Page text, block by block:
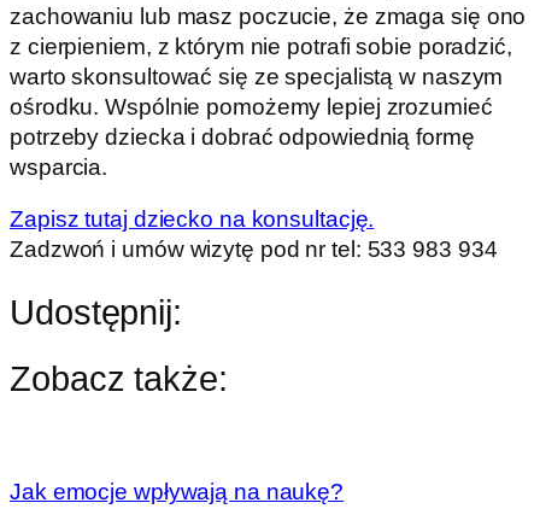
zachowaniu lub masz poczucie, że zmaga się ono
z cierpieniem, z którym nie potrafi sobie poradzić,
warto skonsultować się ze specjalistą w naszym
ośrodku. Wspólnie pomożemy lepiej zrozumieć
potrzeby dziecka i dobrać odpowiednią formę
wsparcia.
Zapisz tutaj dziecko na konsultację.
Zadzwoń i umów wizytę pod nr tel: 533 983 934
Udostępnij:
Zobacz także:
Jak emocje wpływają na naukę?